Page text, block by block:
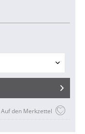
Auf den Merkzettel